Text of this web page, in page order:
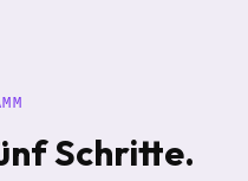
Schritte.